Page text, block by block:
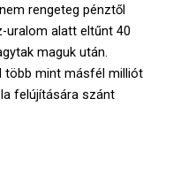
rengeteg pénztől
uralom alatt eltűnt 40
maguk után.
több mint másfél milliót
felújítására szánt